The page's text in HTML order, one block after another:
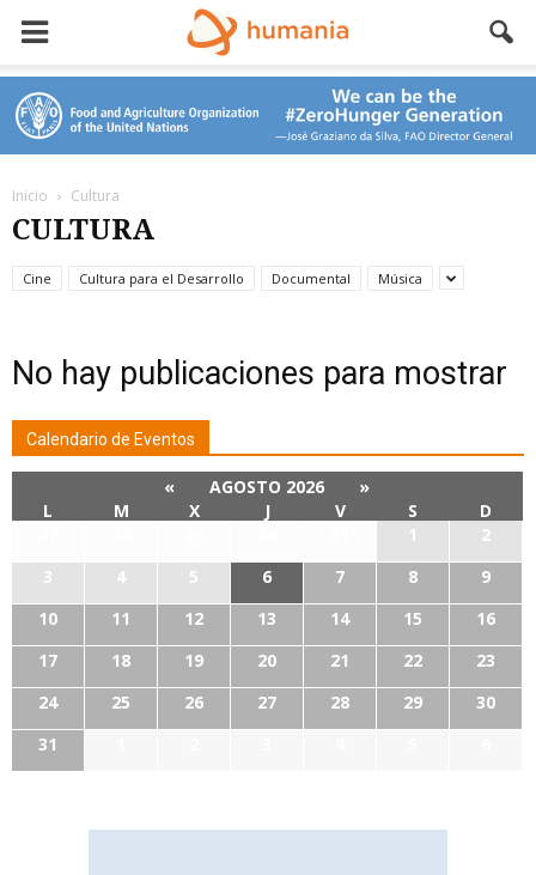
Inicio Cultura
CULTURA
Cine Cultura para el Desarrollo Documental Música
No hay publicaciones para mostrar
Calendario de Eventos
« AGOSTO 2026
»
L
M X J V S
D
1
2
3
4 5 6 7 8
9
10
11 12 13 14 15
16
17
18 19 20 21 22
23
24
25 26 27 28 29
30
31